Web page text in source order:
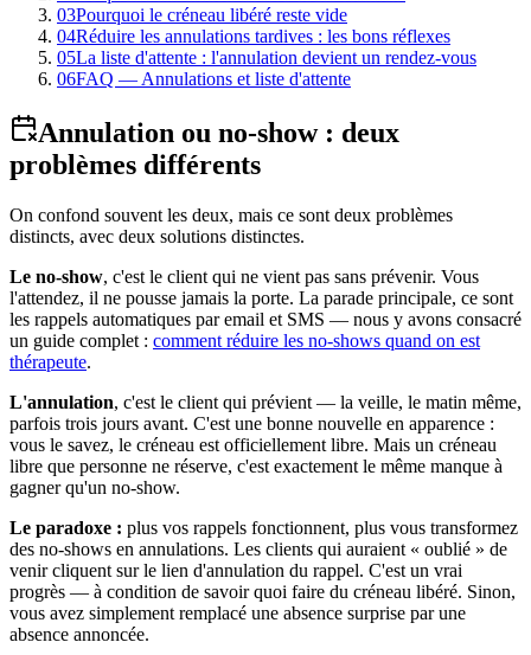
03Pourquoi le créneau libéré reste vide
04Réduire les annulations tardives : les bons réflexes
05La liste d'attente : l'annulation devient un rendez-vous
06FAQ — Annulations et liste d'attente
Annulation ou no-show : deux
problèmes différents
On confond souvent les deux, mais ce sont deux problèmes
distincts, avec deux solutions distinctes.
Le no-show, c'est le client qui ne vient pas sans prévenir. Vous
l'attendez, il ne pousse jamais la porte. La parade principale, ce sont
les rappels automatiques par email et SMS — nous y avons consacré
un guide complet : comment réduire les no-shows quand on est
thérapeute.
L'annulation, c'est le client qui prévient — la veille, le matin même,
parfois trois jours avant. C'est une bonne nouvelle en apparence :
vous le savez, le créneau est officiellement libre. Mais un créneau
libre que personne ne réserve, c'est exactement le même manque à
gagner qu'un no-show.
Le paradoxe : plus vos rappels fonctionnent, plus vous transformez
des no-shows en annulations. Les clients qui auraient « oublié » de
venir cliquent sur le lien d'annulation du rappel. C'est un vrai
progrès — à condition de savoir quoi faire du créneau libéré. Sinon,
vous avez simplement remplacé une absence surprise par une
absence annoncée.